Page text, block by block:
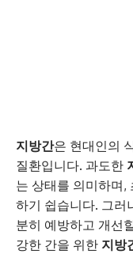
지방간은 현대인의
질환입니다. 과도한
는 상태를 의미하며,
하기 쉽습니다. 그러
분히 예방하고 개선
강한 간을 위한 지방